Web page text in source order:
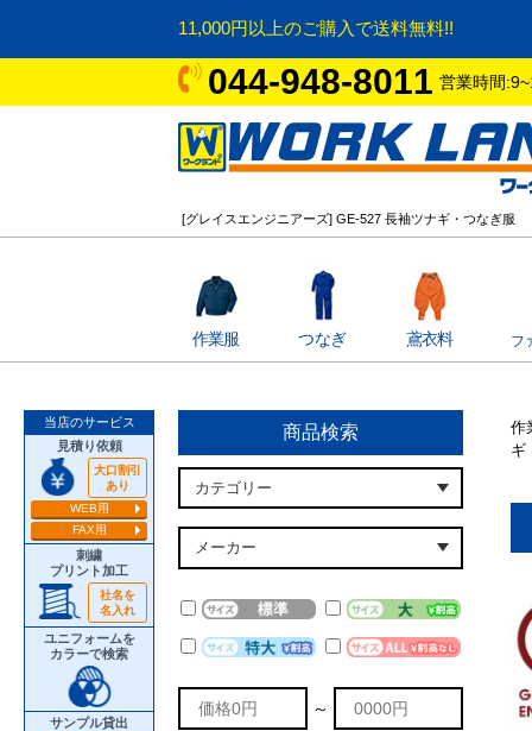
11,000円以上のご購入で送料無料!!
044-948-8011 営業時間
[グレイスエンジニアーズ] GE-527 長袖ツナギ・つなぎ服
作業服 つなぎ 鳶衣料 フ
当店のサービス
見積り依頼
大口割引
あり
WEB用
FAX用
刺繍
プリント加工
社名を
名入れ
ユニフォームを
カラーで検索
サンプル貸出
商品検索
～
作
ギ